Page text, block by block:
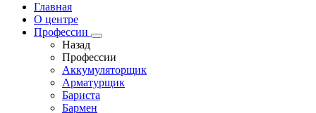
Главная
О центре
Профессии
Назад
Профессии
Аккумуляторщик
Арматурщик
Бариста
Бармен